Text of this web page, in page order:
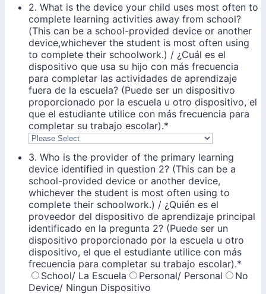
2. What is the device your child uses most often to
complete learning activities away from school?
(This can be a school-provided device or another
device,whichever the student is most often using
to complete their schoolwork.) / ¿Cuál es el
dispositivo que usa su hijo con más frecuencia
para completar las actividades de aprendizaje
fuera de la escuela? (Puede ser un dispositivo
proporcionado por la escuela u otro dispositivo, el
que el estudiante utilice con más frecuencia para
completar su trabajo escolar).*
3. Who is the provider of the primary learning
device identified in question 2? (This can be a
school-provided device or another device,
whichever the student is most often using to
complete their schoolwork.) / ¿Quién es el
proveedor del dispositivo de aprendizaje principal
identificado en la pregunta 2? (Puede ser un
dispositivo proporcionado por la escuela u otro
dispositivo, el que el estudiante utilice con más
frecuencia para completar su trabajo escolar).*
School/ La Escuela
Personal/ Personal
No
Device/ Ningun Dispositivo